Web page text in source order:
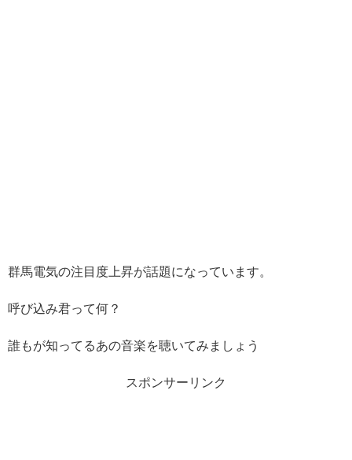
群馬電気の注目度上昇が話題になっています。
呼び込み君って何？
誰もが知ってるあの音楽を聴いてみましょう
スポンサーリンク